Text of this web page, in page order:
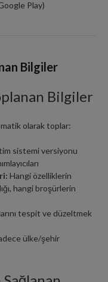
Play)
Bilgiler
Bilgiler
olarak toplar:
sistemi versiyonu
Hangi özelliklerin
hangi broşürlerin
tespit ve düzeltmek
ülke/şehir